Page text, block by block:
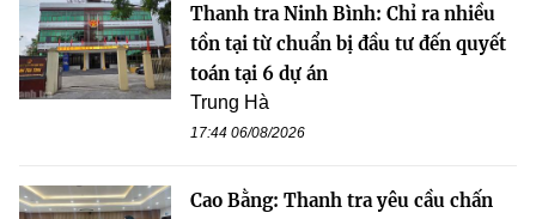
Thanh tra Ninh Bình: Chỉ ra nhiều
tồn tại từ chuẩn bị đầu tư đến quyết
toán tại 6 dự án
Trung Hà
17:44 06/08/2026
Cao Bằng: Thanh tra yêu cầu chấn